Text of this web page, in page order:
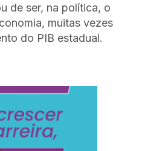
de ser, na política, o
muitas vezes
do PIB estadual.